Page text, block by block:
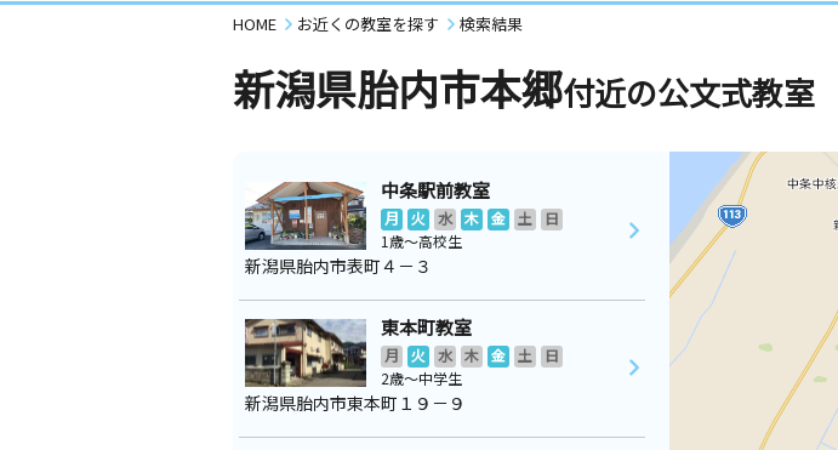
HOME お近くの教室を探す 検索結果
新潟県胎内市本郷付近の公文式教室
中条駅前教室
月 火 水 木 金 土
日
1歳～高校生
新潟県胎内市表町４－３
東本町教室
月 火 水 木 金 土
日
2歳～中学生
新潟県胎内市東本町１９－９